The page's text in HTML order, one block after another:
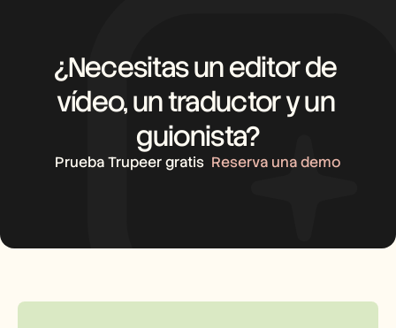
¿Necesitas un editor de
vídeo, un traductor y un
guionista?
Prueba Trupeer gratis Reserva una demo